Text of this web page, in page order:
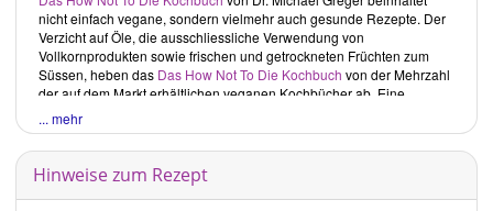
nicht einfach vegane, sondern vielmehr auch gesunde Rezepte. Der
Verzicht auf Öle, die ausschliessliche Verwendung von
Vollkornprodukten sowie frischen und getrockneten Früchten zum
Süssen, heben das Das How Not To Die Kochbuch von der Mehrzahl
der auf dem Markt erhältlichen veganen Kochbücher ab. Eine
konsequentere Verfolgung der Verwendung unverarbeiteterer
Produkte könnte dies zusätzlich unterstreichen.
Seit August 2018 sprechen wir die Verwendung von nicht
besonders gesunden Zutaten gezielter an.Betroffene Buchrezepte
... mehr
Hinweise zum Rezept